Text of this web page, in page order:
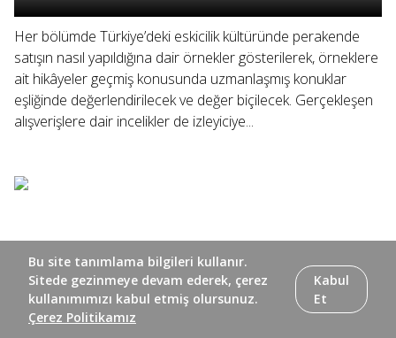
Her bölümde Türkiye’deki eskicilik kültüründe perakende
satışın nasıl yapıldığına dair örnekler gösterilerek, örneklere
ait hikâyeler geçmiş konusunda uzmanlaşmış konuklar
eşliğinde değerlendirilecek ve değer biçilecek. Gerçekleşen
alışverişlere dair incelikler de izleyiciye...
Bu site tanımlama bilgileri kullanır.
Sitede gezinmeye devam ederek, çerez
kullanımımızı kabul etmiş olursunuz.
Çerez Politikamız
Kabul
Et